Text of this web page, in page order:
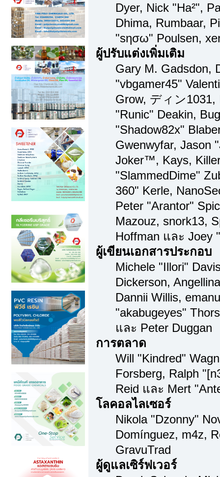
Dyer, Nick "Ha²",
Dhima, Rumbaar,
"sησω" Poulsen,
ผู้ปรับแต่งเพิ่มเติม
Gary M. Gadsdon,
"vbgamer45"
Grow, ディン1031,
"Runic" Deakin,
"Shadow82x"
Gwenwyfar, Jason
Joker™, Kays,
"SlammedDime"
360" Kerle,
Peter "Arantor"
Mazouz, snork13,
Hoffman และ Joey
ผู้เขียนเอกสารประกอบ
Michele "Illori"
Dickerson,
Dannii Willis,
"akabugeyes"
และ Peter Duggan
การตลาด
Will "Kindred"
Forsberg, Ralph
Reid และ Mert
โลคอลไลเซอร์
Nikola "Dzonny"
Domínguez, m4z,
GravuTrad
ผู้ดูแลเซิร์ฟเวอร์